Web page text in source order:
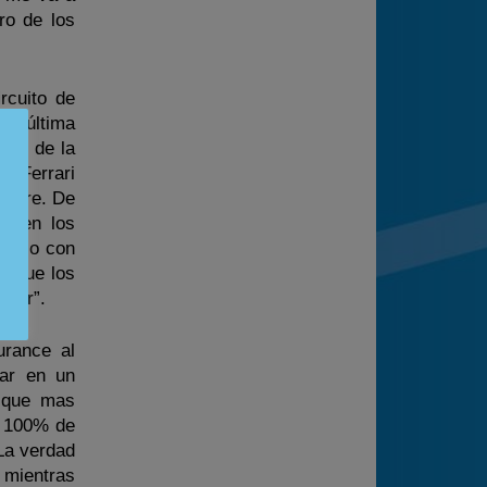
de los
de
de la
Ferrari
libre. De
en los
con
que los
al
en un
mas
de
verdad